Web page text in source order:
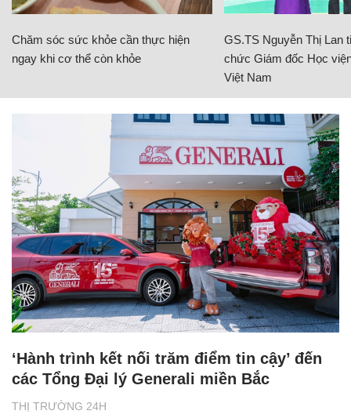
Chăm sóc sức khỏe cần thực hiện
ngay khi cơ thể còn khỏe
GS.TS Nguyễn Thị Lan
chức Giám đốc Học
Việt Nam
THỊ TRƯỜNG 24H
‘Hành trình kết nối trăm điểm tin cậy’ đến
các Tổng Đại lý Generali miền Bắc